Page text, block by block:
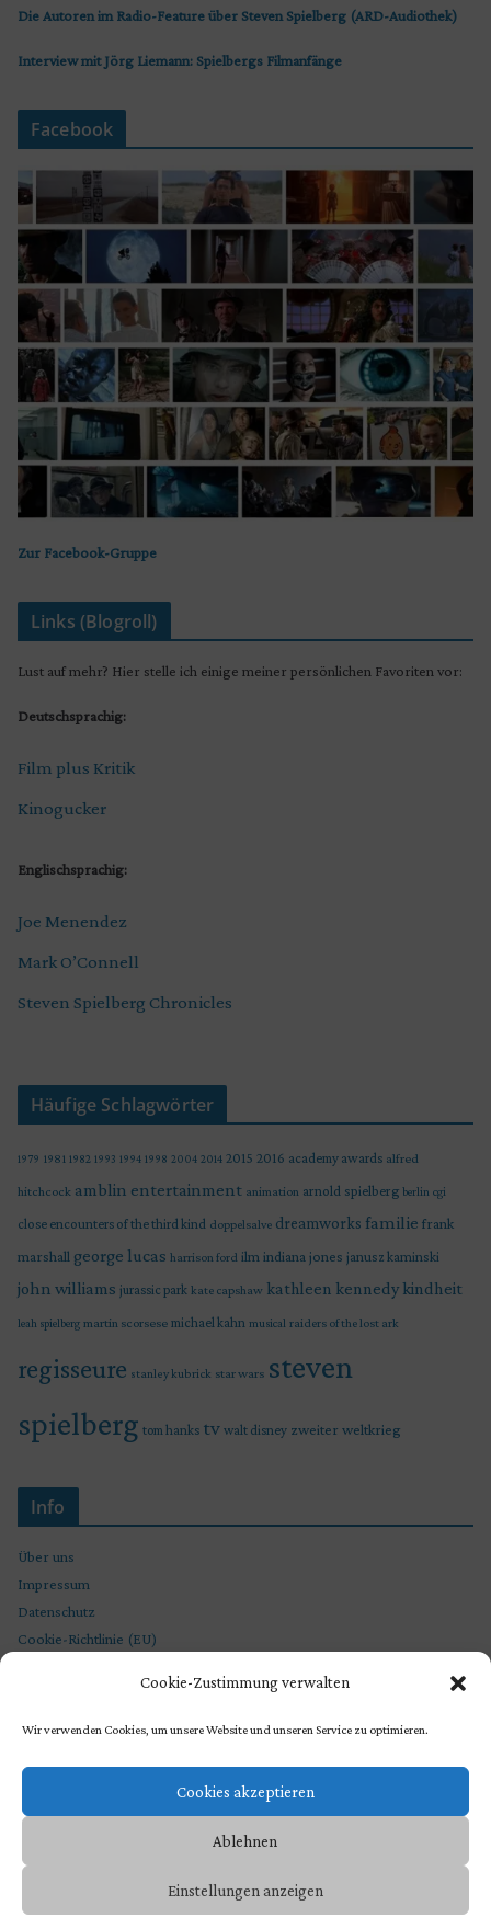
Cookie-Zustimmung verwalten
Wir verwenden Cookies, um unsere Website und unseren Service zu optimieren.
Cookies akzeptieren
Ablehnen
Einstellungen anzeigen
Die Autoren im Radio-Feature über Steven Spielberg (ARD-Audiothek)
Interview mit Jörg Liemann: Spielbergs Filmanfänge
Facebook
Zur Facebook-Gruppe
Links (Blogroll)
Lust auf mehr? Hier stelle ich einige meiner persönlichen Favoriten vor:
Deutschsprachig:
Film plus Kritik
Kinogucker
Englischsprachig:
Joe Menendez
Mark O’Connell
Steven Spielberg Chronicles
Häufige Schlagwörter
1979 1981 1982 1993 1994 1998 2004 2014 2015 2016 academy awards alfred
hitchcock amblin entertainment animation arnold spielberg berlin cgi
close encounters of the third kind doppelsalve dreamworks familie frank
marshall george lucas harrison ford ilm indiana jones janusz kaminski
john williams jurassic park kate capshaw kathleen kennedy kindheit
leah spielberg martin scorsese michael kahn musical raiders of the lost ark
regisseure stanley kubrick star wars steven
spielberg tom hanks tv walt disney zweiter weltkrieg
Info
Über uns
Impressum
Datenschutz
Cookie-Richtlinie (EU)
Copyright © 2026
WordPress.